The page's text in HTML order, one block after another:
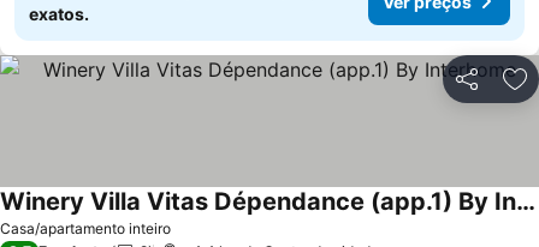
exatos.
Partilhar
Casa/apartamento inteiro
Winery Villa Vitas Dépendance (app.1) By Interhome
Ver preços